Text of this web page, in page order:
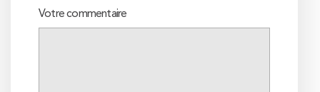
Votre commentaire